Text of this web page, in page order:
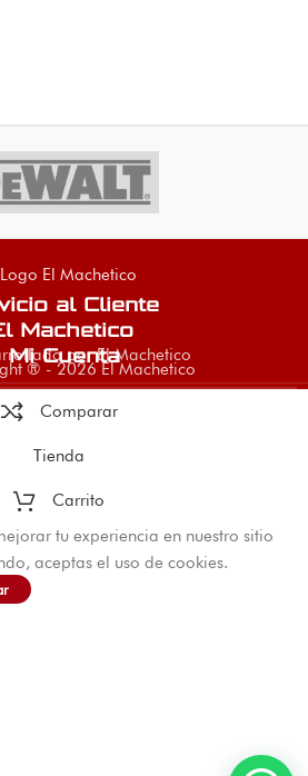
al Cliente
Machetico
Mi Cuentapor El Machetico
® - 2026 El Machetico
Comparar
Tienda
Carrito
tu experiencia en nuestro sitio
aceptas el uso de cookies.